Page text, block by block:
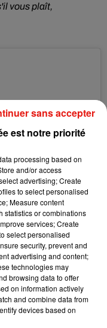
vous plaît,
and I want you
will be the last
grateful for the
y’all and am more
could hope
So, please forgive
est notre priorité
processing based on
and/or access
advertising; Create
to select personalised
Measure content
statistics or combinations
services; Create
select personalised
security, prevent and
advertising and content;
technologies may
browsing data to offer
on information actively
and combine data from
devices based on
sans accepter